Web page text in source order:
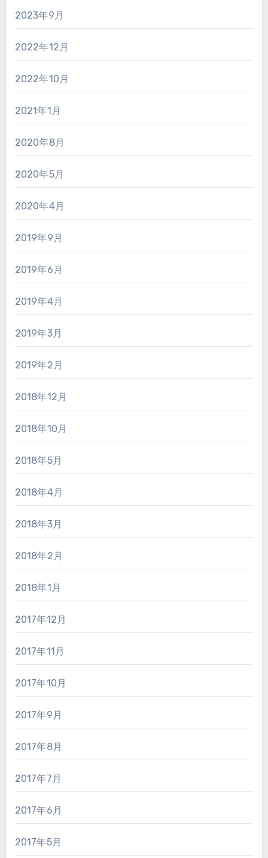
2023年9月
2022年12月
2022年10月
2021年1月
2020年8月
2020年5月
2020年4月
2019年9月
2019年6月
2019年4月
2019年3月
2019年2月
2018年12月
2018年10月
2018年5月
2018年4月
2018年3月
2018年2月
2018年1月
2017年12月
2017年11月
2017年10月
2017年9月
2017年8月
2017年7月
2017年6月
2017年5月